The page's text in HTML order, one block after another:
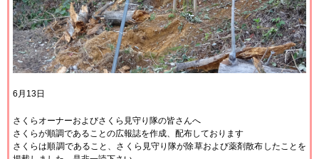
6月13日
さくらオーナーおよびさくら見守り隊の皆さんへ
さくらが順調であることの広報誌を作成、配布しております
さくらは順調であること、さくら見守り隊が除草および薬剤散布したことを